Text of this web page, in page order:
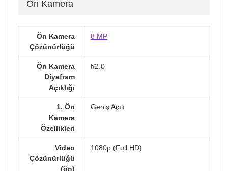
Ön Kamera
Ön Kamera
Çözünürlüğü
8 MP
Ön Kamera
Diyafram
Açıklığı
f/2.0
1. Ön
Kamera
Özellikleri
Geniş Açılı
Video
Çözünürlüğü
(ön)
1080p (Full HD)